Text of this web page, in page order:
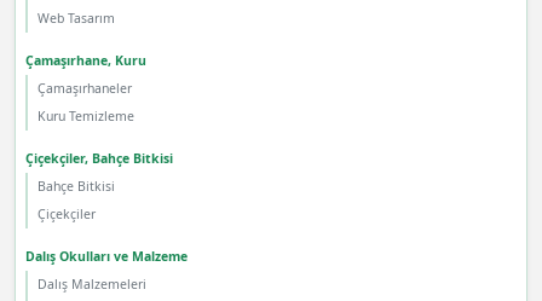
Web Tasarım
Çamaşırhane, Kuru
Çamaşırhaneler
Kuru Temizleme
Çiçekçiler, Bahçe Bitkisi
Bahçe Bitkisi
Çiçekçiler
Dalış Okulları ve Malzeme
Dalış Malzemeleri